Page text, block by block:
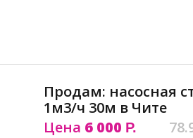
Продам: насосная
1м3/ч 30м в Чите
Цена 6 000 Р.